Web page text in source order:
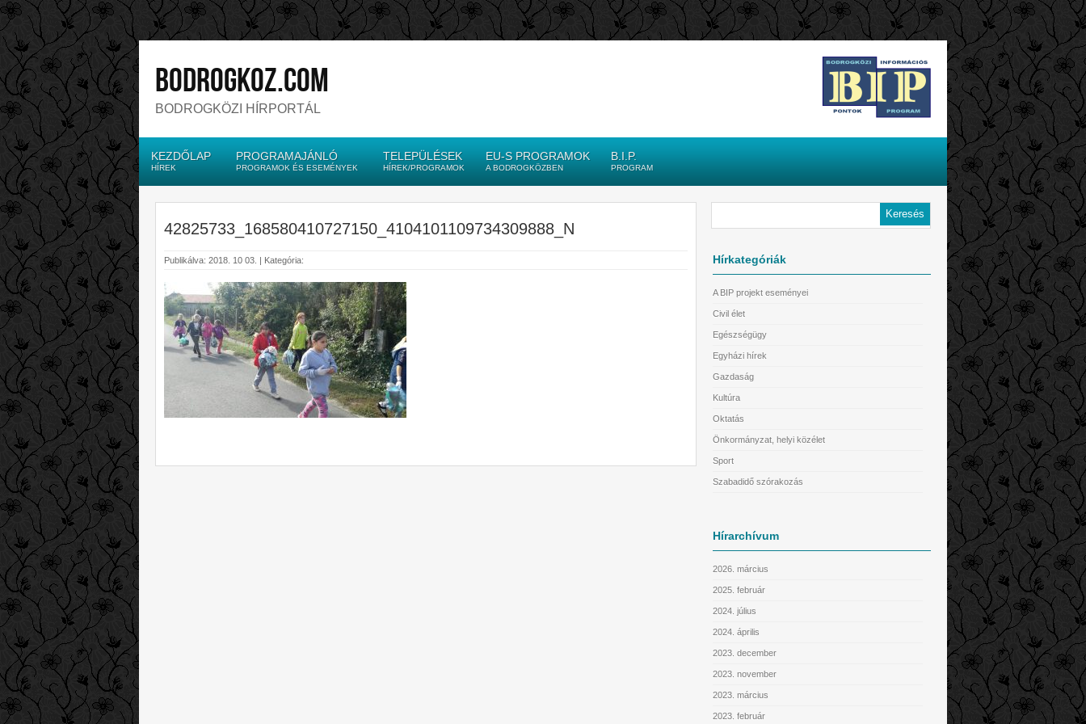
bodrogkoz.com
BODROGKÖZI HÍRPORTÁL
KEZDŐLAP
HÍREK
PROGRAMAJÁNLÓ
PROGRAMOK ÉS ESEMÉNYEK
TELEPÜLÉSEK
HÍREK/PROGRAMOK
EU-S PROGRAMOK
A BODROGKÖZBEN
B.I.P.
PROGRAM
42825733_168580410727150_4104101109734309888_N
Publikálva: 2018. 10 03. | Kategória: Hírkategóriák
A BIP projekt eseményei
Civil élet
Egészségügy
Egyházi hírek
Gazdaság
Kultúra
Oktatás
Önkormányzat, helyi közélet
Sport
Szabadidő szórakozás
Hírarchívum
2026. március
2025. február
2024. július
2024. április
2023. december
2023. november
2023. március
2023. február